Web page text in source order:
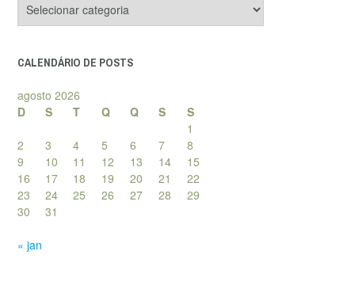
de
CALENDÁRIO DE POSTS
agosto 2026
D
S T Q Q S
S
1
2
3 4 5 6 7
8
9
10 11 12 13 14
15
16
17 18 19 20 21
22
23
24 25 26 27 28
29
30
31
« jan